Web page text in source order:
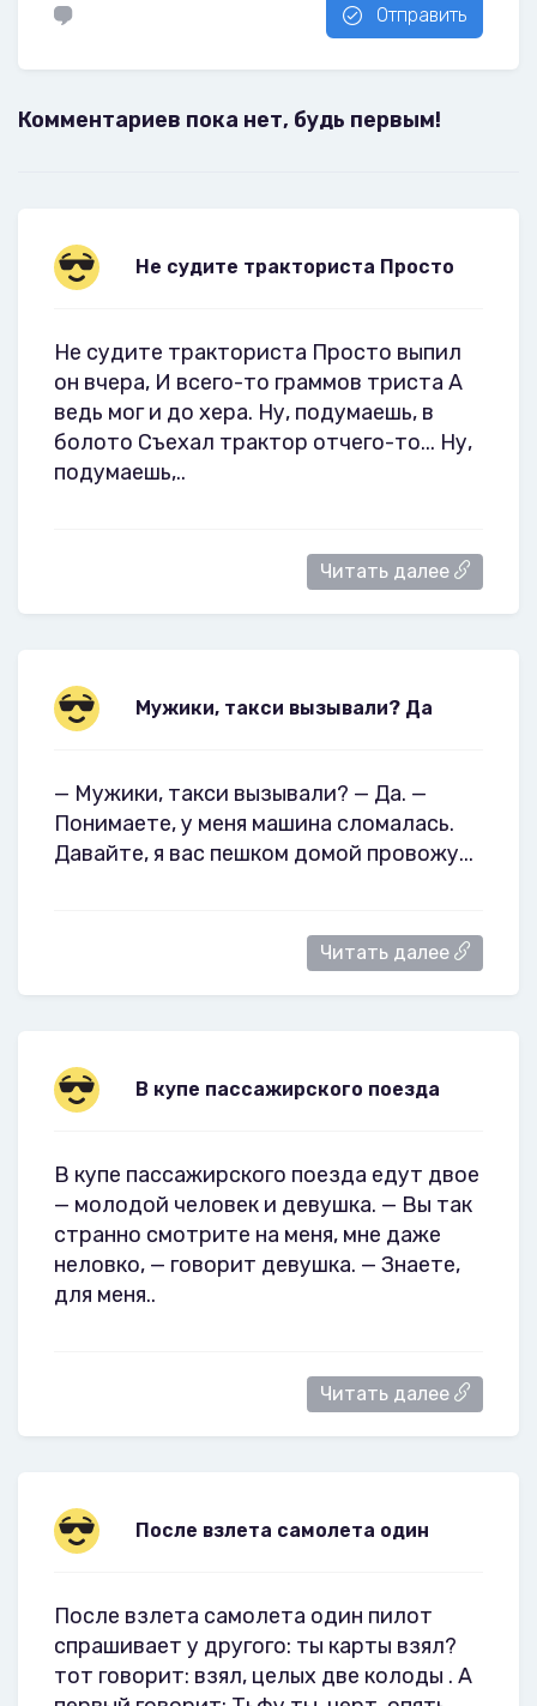
Отправить
Комментариев пока нет, будь первым!
Не судите тракториста Просто
Не судите тракториста Просто выпил
он вчера, И всего-то граммов триста А
ведь мог и до хера. Ну, подумаешь, в
болото Съехал трактор отчего-то... Ну,
подумаешь,..
Читать далее
Мужики, такси вызывали? Да
— Мужики, такси вызывали? — Да. —
Понимаете, у меня машина сломалась.
Давайте, я вас пешком домой провожу...
Читать далее
В купе пассажирского поезда
В купе пассажирского поезда едут двое
— молодой человек и девушка. — Вы так
странно смотрите на меня, мне даже
неловко, — говорит девушка. — Знаете,
для меня..
Читать далее
После взлета самолета один
После взлета самолета один пилот
спрашивает у другого: ты карты взял?
тот говорит: взял, целых две колоды . А